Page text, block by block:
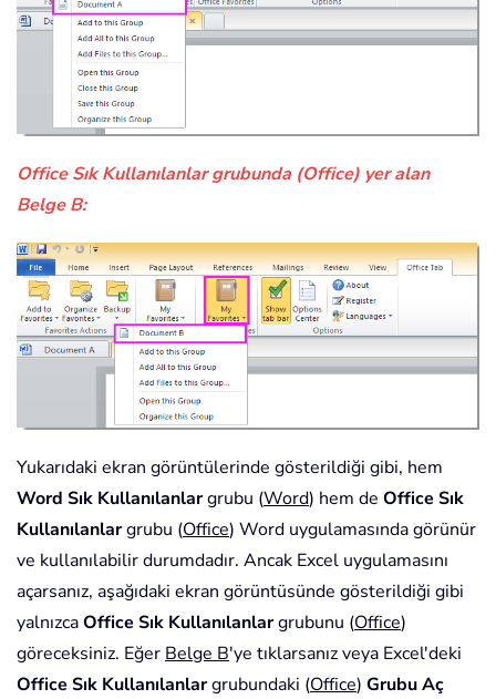
Office Sık Kullanılanlar grubunda (Office) yer alan
Belge B:
Yukarıdaki ekran görüntülerinde gösterildiği gibi, hem
Word Sık Kullanılanlargrubu (Word) hem de Office Sık
Kullanılanlargrubu (Office) Word uygulamasında görünür
ve kullanılabilir durumdadır. Ancak Excel uygulamasını
açarsanız, aşağıdaki ekran görüntüsünde gösterildiği gibi
yalnızcaOffice Sık Kullanılanlargrubunu (Office)
göreceksiniz. Eğer Belge B'ye tıklarsanız veya Excel'deki
Office Sık Kullanılanlargrubundaki (Office) Grubu Aç